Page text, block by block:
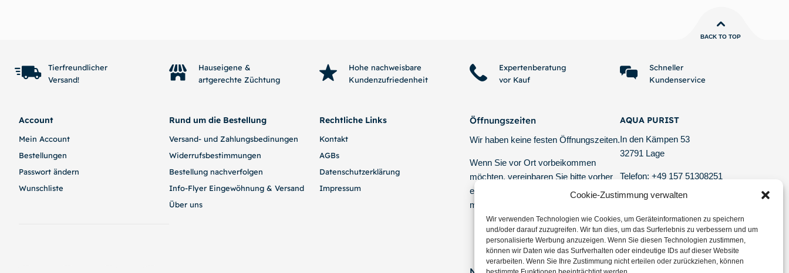
Cookie-Zustimmung verwalten
Wir verwenden Technologien wie Cookies, um Geräteinformationen zu speichern
und/oder darauf zuzugreifen. Wir tun dies, um das Surferlebnis zu verbessern und um
personalisierte Werbung anzuzeigen. Wenn Sie diesen Technologien zustimmen,
können wir Daten wie das Surfverhalten oder eindeutige IDs auf dieser Website
verarbeiten. Wenn Sie Ihre Zustimmung nicht erteilen oder zurückziehen, können
BACK TO TOP
Tierfreundlicher
Versand!
Hauseigene &
artgerechte Züchtung
Hohe nachweisbare
Kundenzufriedenheit
Expertenberatung
vor Kauf
Schneller
Kundenservice
Account
Mein Account
Bestellungen
Passwort ändern
Wunschliste
Rund um die Bestellung
Versand- und Zahlungsbedinungen
Widerrufsbestimmungen
Bestellung nachverfolgen
Info-Flyer Eingewöhnung & Versand
Über uns
Rechtliche Links
Kontakt
AGBs
Datenschutzerklärung
Impressum
Öffnungszeiten
Wir haben keine festen Öffnungszeiten.
Wenn Sie vor Ort vorbeikommen
möchten, vereinbaren Sie bitte vorher
einen Termin per Mail oder telefonisch
mit uns.
AQUA PURIST
In den Kämpen 53
32791 Lage
Telefon: +49 157 51308251
E-Mail: info @ aquapurist.de
tagesaktuelle Versand-Informationen